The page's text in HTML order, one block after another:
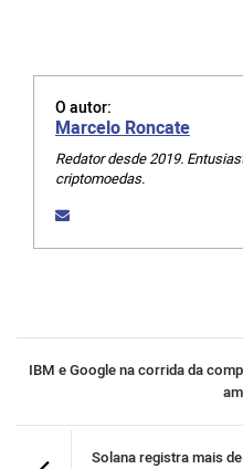
O autor:
Marcelo Roncate
Redator desde 2019.
criptomoedas.
IBM e Google na corrida da
Solana registra mais